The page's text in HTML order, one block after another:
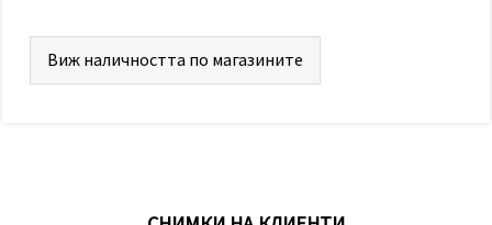
Виж наличността по магазините